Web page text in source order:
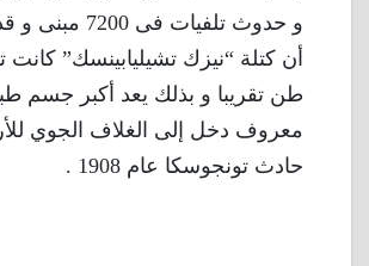
و حدوث تلفيات فى
طن تقريبا و بذلك يعد أكبر جسم
معروف دخل إلى الغلاف الجوي
حادث تونجوسكا عام 1908 .